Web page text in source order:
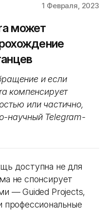
1 Февраля, 2023
может
и если
компенсирует
или частично,
научный Telegram-
доступна не для
не спонсирует
— Guided Projects,
профессиональные